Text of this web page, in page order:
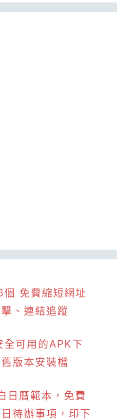
個 免費縮短網址
、連結追蹤
全可用的APK下
版本安裝檔
曆範本，免費
待辦事項，印下